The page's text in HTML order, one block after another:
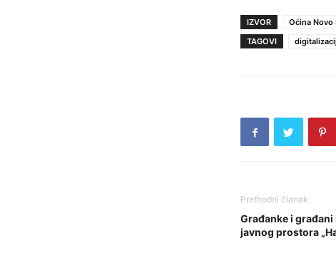
IZVOR
Oćina Novo
TAGOVI
Prethodni članak
Građanke i
javnog prostora